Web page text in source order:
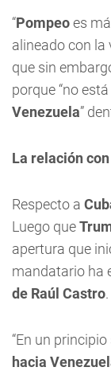
“Pompeoes
alineado con la
que sin
porque “no
Venezuela”
La relación
Respecto a
Luego que
apertura que
mandatario ha
de Raúl Castro.
“En un
hacia